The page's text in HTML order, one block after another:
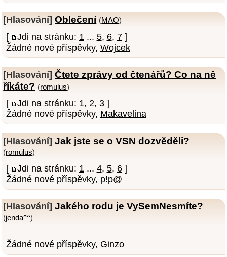
[Hlasování] Oblečení (MAO)
[ Jdi na stránku: 1 ... 5, 6, 7]
Žádné nové příspěvky, Wojcek
[Hlasování] Čtete zprávy od čtenářů? Co na ně
říkáte? (romulus)
[ Jdi na stránku: 1, 2, 3]
Žádné nové příspěvky, Makavelina
[Hlasování] Jak jste se o VSN dozvěděli?
(romulus)
[ Jdi na stránku: 1... 4, 5, 6]
Žádné nové příspěvky, p!p@
[Hlasování] Jakého rodu je VySemNesmíte?
(jenda^^)
Žádné nové příspěvky, Ginzo